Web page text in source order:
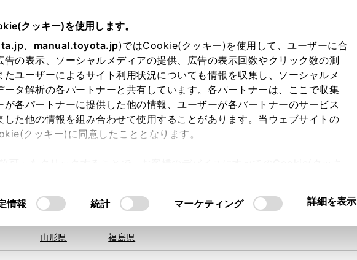
クッキー)を使用します。
、 manual.toyota.jp)ではCookie(クッキー)を使用して、ユーザーに合
告の表示、ソーシャルメディアの提供、広告の表示回数やクリック数の測
たユーザーによるサイト利用状況についても情報を収集し、ソーシャルメ
ータ解析の各パートナーと共有しています。各パートナーは、ここで収集
が各パートナーに提供した他の情報、ユーザーが各パートナーのサービス
した他の情報を組み合わせて使用することがあります。当ウェブサイトの
クッキー)に同意したこととなります。
情報 統計 マーケティング 詳細を表示
を取得できませんでした。
る地域・都道府県をお選びください。
旭川 釧路 札幌
青森県 岩手県 宮城県 秋田県
山形県 福島県
買い方 オンライン購入 お気に入り
申し訳ございません。
何らかの問題が発生しました。